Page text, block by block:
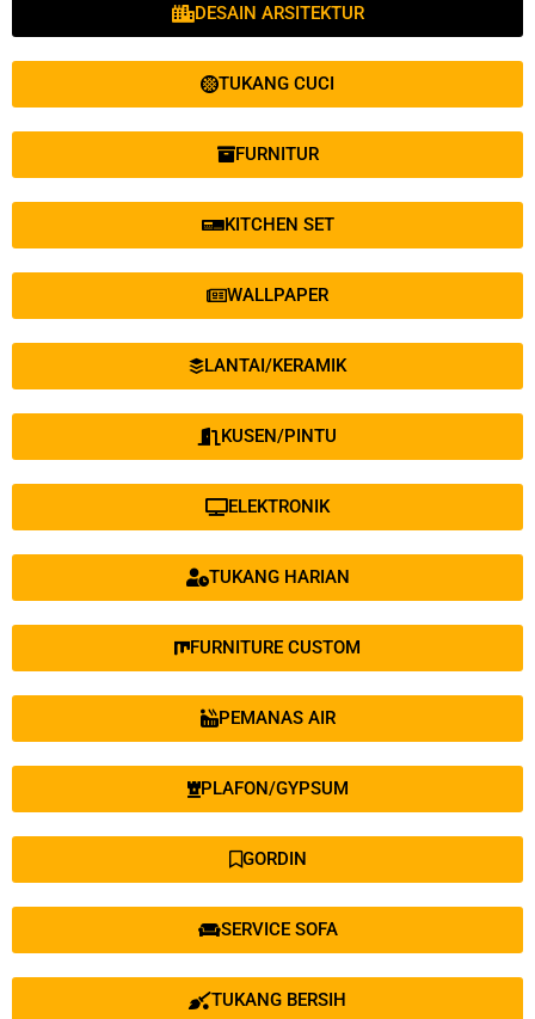
DESAIN ARSITEKTUR
TUKANG CUCI
FURNITUR
KITCHEN SET
WALLPAPER
LANTAI/KERAMIK
KUSEN/PINTU
ELEKTRONIK
TUKANG HARIAN
FURNITURE CUSTOM
PEMANAS AIR
PLAFON/GYPSUM
GORDIN
SERVICE SOFA
TUKANG BERSIH